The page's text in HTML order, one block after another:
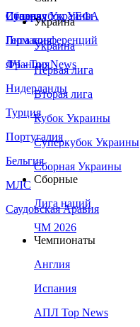
Сборная Украины
Италия
Германия
Франция
Нидерланды
Турция
Португалия
Бельгия
МЛС
Саудовская Аравия
Суперкубок УЕФА
Лига конференций
ЛЧ - Top News
Украина
Украина
Первая лига
Вторая лига
Кубок Украины
Суперкубок Украины
Сборная Украины
Сборные
Лига наций
ЧМ 2026
Чемпионаты
Англия
Испания
АПЛ Top News